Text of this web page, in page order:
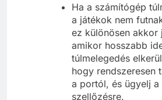
Ha a számítógép
a játékok nem
ez különösen akkor
amikor hosszabb
túlmelegedés
hogy rendszeresen
a portól, és ügyelj a
szellőzésre.